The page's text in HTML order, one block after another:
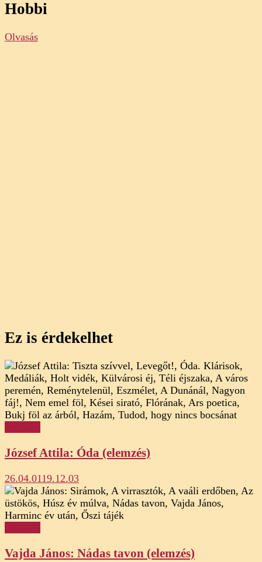
Hobbi
Olvasás
Ez is érdekelhet
József Attila: Óda (elemzés)
26.04.0119.12.03
Vajda János: Nádas tavon (elemzés)